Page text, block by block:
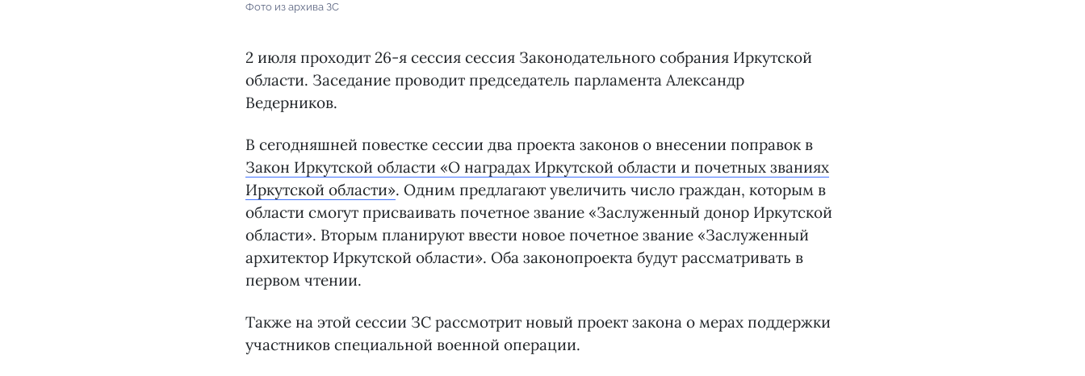
Фото из архива ЗС
2 июля проходит 26-я сессия сессия Законодательного собрания Иркутской
области. Заседание проводит председатель парламента Александр
Ведерников.
В сегодняшней повестке сессии два проекта законов о внесении поправок в
Закон Иркутской области «О наградах Иркутской области и почетных званиях
Иркутской области». Одним предлагают увеличить число граждан, которым в
области смогут присваивать почетное звание «Заслуженный донор Иркутской
области». Вторым планируют ввести новое почетное звание «Заслуженный
архитектор Иркутской области». Оба законопроекта будут рассматривать в
первом чтении.
Также на этой сессии ЗС рассмотрит новый проект закона о мерах поддержки
участников специальной военной операции.